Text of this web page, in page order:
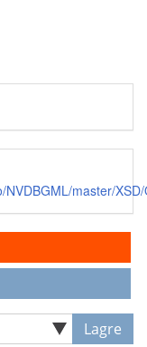
master/
Lagre